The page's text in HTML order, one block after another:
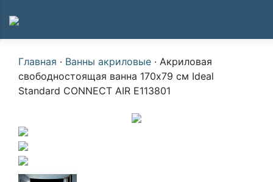
Главная · Ванны акриловые · Акриловая
свободностоящая ванна 170х79 см Ideal
Standard CONNECT AIR E113801